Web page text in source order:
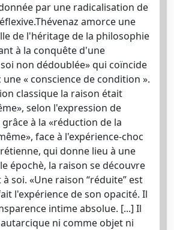
par une radicalisation de
amorce une
de l'héritage de la philosophie
à la conquête d'une
non dédoublée» qui coïncide
« conscience de condition ».
classique la raison était
selon l'expression de
à la «réduction de la
face à l'expérience-choc
qui donne lieu à une
épochè, la raison se découvre
soi. «Une raison “réduite” est
l'expérience de son opacité. Il
intime absolue. [...] Il
ni comme objet ni